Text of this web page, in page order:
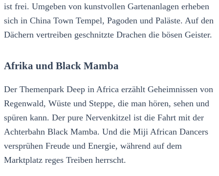
ist frei. Umgeben von kunstvollen Gartenanlagen erheben
sich in China Town Tempel, Pagoden und Paläste. Auf den
Dächern vertreiben geschnitzte Drachen die bösen Geister.
Afrika und Black Mamba
Der Themenpark Deep in Africa erzählt Geheimnissen von
Regenwald, Wüste und Steppe, die man hören, sehen und
spüren kann. Der pure Nervenkitzel ist die Fahrt mit der
Achterbahn Black Mamba. Und die Miji African Dancers
versprühen Freude und Energie, während auf dem
Marktplatz reges Treiben herrscht.